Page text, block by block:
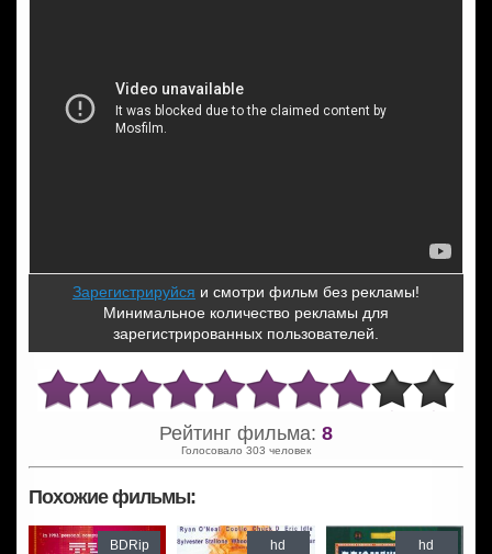
Зарегистрируйся и смотри фильм без рекламы!
Минимальное количество рекламы для
зарегистрированных пользователей.
Рейтинг фильма: 8
Голосовало 303 человек
Похожие фильмы:
BDRip hd hd